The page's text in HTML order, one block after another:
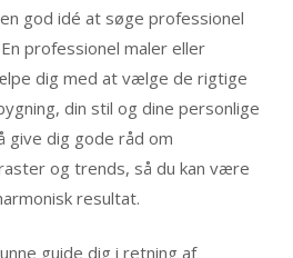
god idé at søge professionel
professionel maler eller
dig med at vælge de rigtige
din stil og dine personlige
give dig gode råd om
og trends, så du kan være
resultat.
guide dig i retning af